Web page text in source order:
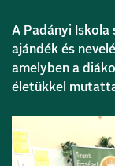
A Padányi Iskola
ajándék és
amelyben a
életükkel